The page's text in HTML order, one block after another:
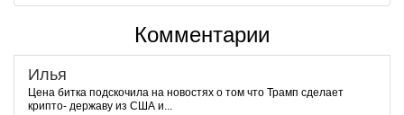
Комментарии
Илья
Цена битка подскочила на новостях о том что Трамп сделает
крипто- державу из США и...